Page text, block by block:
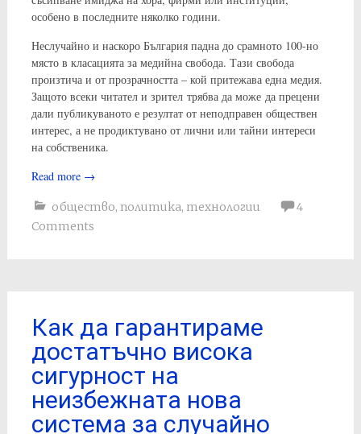
особено в последните няколко години.
Неслучайно и наскоро България падна до срамното 100-но
място в класацията за медийна свобода. Тази свобода
произтича и от прозрачността – кой притежава една медия.
Защото всеки читател и зрител трябва да може да прецени
дали публикуваното е резултат от неподправен обществен
интерес, а не продиктувано от лични или тайни интереси
на собственика.
Read more →
общество, политика, технологии
4
Comments
Как да гарантираме
достатъчно висока
сигурност на
неизбежната нова
система за случайно